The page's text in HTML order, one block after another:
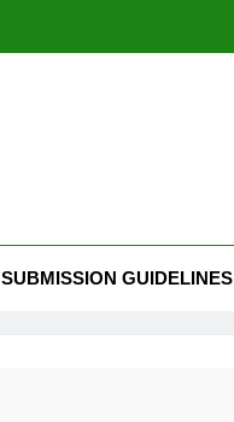
SUBMISSION GUIDELINES